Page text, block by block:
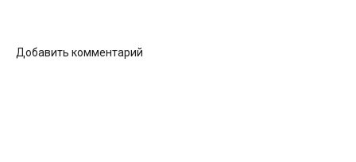
Добавить комментарий